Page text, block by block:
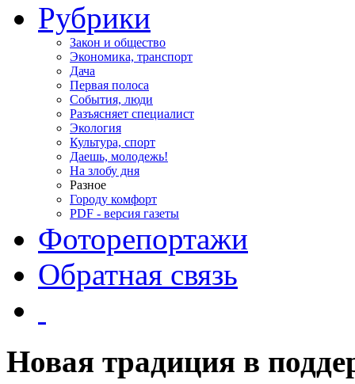
Рубрики
Закон и общество
Экономика, транспорт
Дача
Первая полоса
События, люди
Разъясняет специалист
Экология
Культура, спорт
Даешь, молодежь!
На злобу дня
Разное
Городу комфорт
PDF - версия газеты
Фоторепортажи
Обратная связь
Новая традиция в